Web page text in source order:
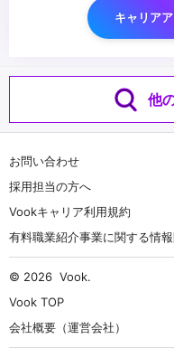
キャリア
他
お問い合わせ
採用担当の方へ
Vookキャリア利用規約
有料職業紹介事業に関する情
© 2026 Vook.
Vook TOP
会社概要（運営会社）